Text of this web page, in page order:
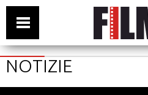
NOTIZIE